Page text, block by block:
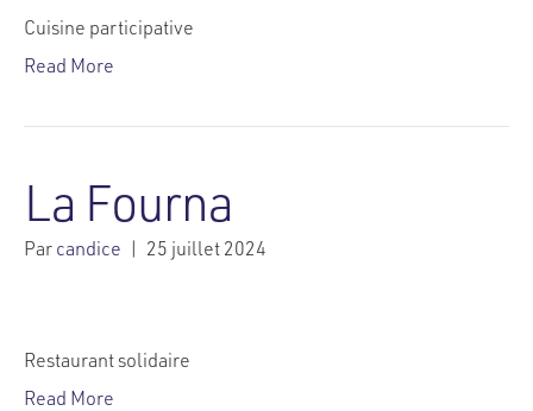
Cuisine participative
Read More
La Fourna
Parcandice | 25 juillet 2024
Restaurant solidaire
Read More